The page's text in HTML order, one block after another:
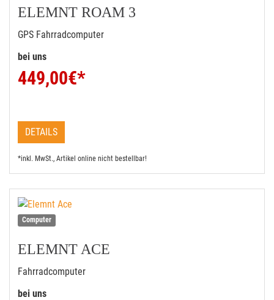
ELEMNT ROAM 3
GPS Fahrradcomputer
bei uns
449,00€*
DETAILS
*inkl. MwSt., Artikel online nicht bestellbar!
Computer
ELEMNT ACE
Fahrradcomputer
bei uns